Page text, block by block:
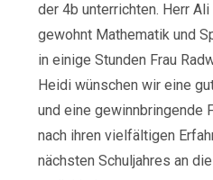
der 4b unterrichten. Herr
gewohnt Mathematik und
in einige Stunden Frau
Heidi wünschen wir eine
und eine gewinnbringende
nach ihren vielfältigen
nächsten Schuljahres an